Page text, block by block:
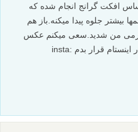
افکت گرانج انجام شده که
جلوه پیدا میکنه.باز هم
من شدید.سعی میکنم عکس
های بیشتری از این مجموعه رو در اینستام قرار بدم insta: